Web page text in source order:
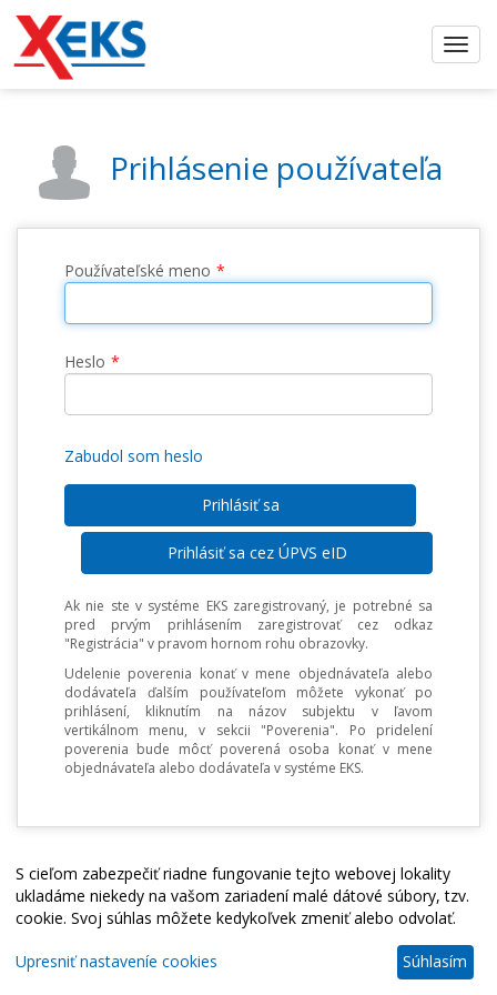
Prihlásenie používateľa
Používateľské meno
Heslo
Zabudol som heslo
Prihlásiť sa cez ÚPVS eID
Ak nie ste v systéme EKS zaregistrovaný, je potrebné sa
pred prvým prihlásením zaregistrovať cez odkaz
"Registrácia" v pravom hornom rohu obrazovky.
Udelenie poverenia konať v mene objednávateľa alebo
dodávateľa ďalším používateľom môžete vykonať po
prihlásení, kliknutím na názov subjektu v ľavom
vertikálnom menu, v sekcii "Poverenia". Po pridelení
poverenia bude môcť poverená osoba konať v mene
objednávateľa alebo dodávateľa v systéme EKS.
S cieľom zabezpečiť riadne fungovanie tejto webovej lokality
ukladáme niekedy na vašom zariadení malé dátové súbory, tzv.
cookie. Svoj súhlas môžete kedykoľvek zmeniť alebo odvolať.
Upresniť nastaveníe cookies Súhlasím